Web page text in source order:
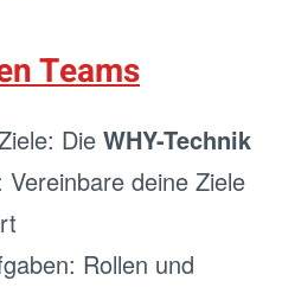
Teams
Die WHY-Technik
Vereinbare deine Ziele
Rollen und